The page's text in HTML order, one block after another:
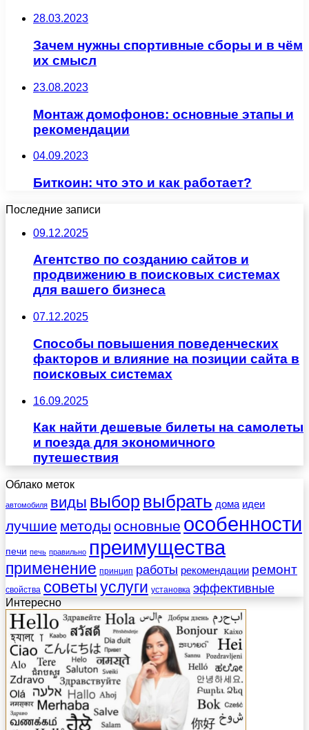
28.03.2023
Зачем нужны спортивные сборы и в чём
их смысл
23.08.2023
Монтаж домофонов: основные этапы и
рекомендации
04.09.2023
Биткоин: что это и как работает?
Последние записи
09.12.2025
Агентство по созданию сайтов и
продвижению в поисковых системах
для вашего бизнеса
07.12.2025
Способы повышения поведенческих
факторов и влияние на позиции сайта в
поисковых системах
16.09.2025
Как найти дешевые билеты на самолеты
и поезда для экономичного
путешествия
Облако меток
автомобиля виды выбор выбрать дома идеи
лучшие методы основные особенности
печи печь правильно преимущества
применение принцип работы рекомендации ремонт
свойства советыуслуги установка эффективные
Интересно